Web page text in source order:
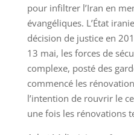
pour infiltrer l’Iran en
évangéliques. L’État
décision de justice en
13 mai, les forces de
complexe, posté des
commencé les
l’intention de rouvrir le
une fois les rénovations